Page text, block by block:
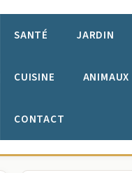
SANTÉ JARDIN
CUISINE ANIMAUX
CONTACT